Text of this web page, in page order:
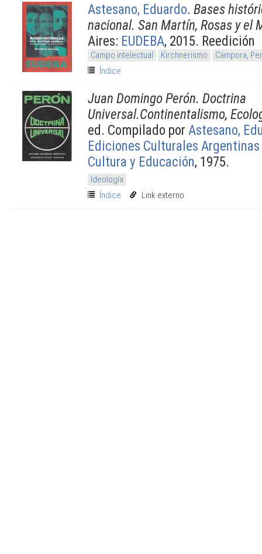
Astesano, Eduardo. Bases
nacional. San Martín, Rosas y el
Aires: EUDEBA, 2015. Reedición
Campo intelectual Kirchnerismo
Cámpora,
Índice
Juan Domingo Perón. Doctrina
Universal.Continentalismo,
ed. Compilado por Astesano,
Ediciones Culturales
Cultura y Educación, 1975.
Ideología
Índice
Link externo